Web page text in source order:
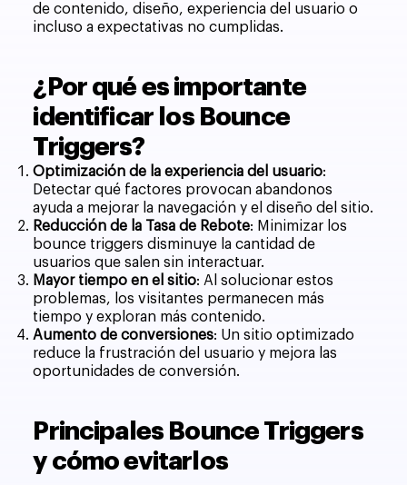
de contenido, diseño, experiencia del usuario o
incluso a expectativas no cumplidas.
¿Por qué es importante
identificar los Bounce
Triggers?
Optimización de la experiencia del usuario:
Detectar qué factores provocan abandonos
ayuda a mejorar la navegación y el diseño del sitio.
Reducción de la Tasa de Rebote: Minimizar los
bounce triggers disminuye la cantidad de
usuarios que salen sin interactuar.
Mayor tiempo en el sitio: Al solucionar estos
problemas, los visitantes permanecen más
tiempo y exploran más contenido.
Aumento de conversiones: Un sitio optimizado
reduce la frustración del usuario y mejora las
oportunidades de conversión.
Principales Bounce Triggers
y cómo evitarlos